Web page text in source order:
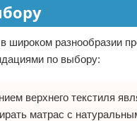
широком разнообразии
по выбору:
верхнего текстиля
матрас с